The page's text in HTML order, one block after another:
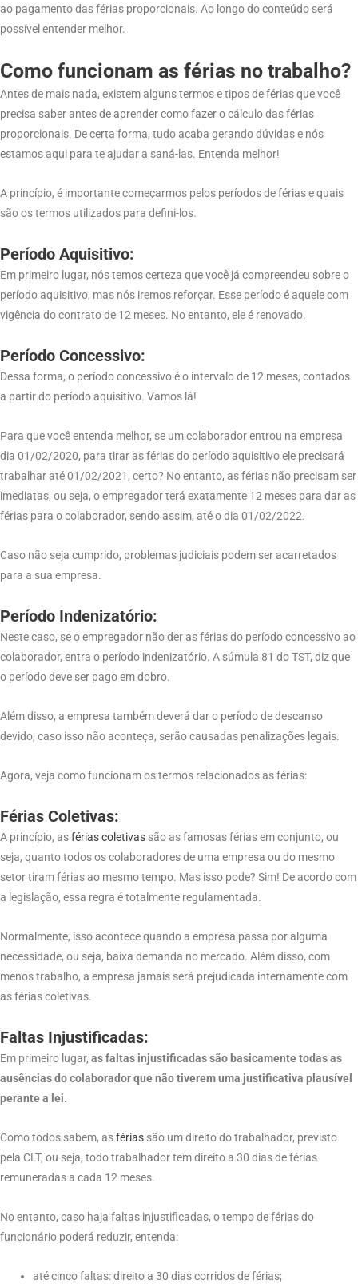
ao pagamento das férias proporcionais. Ao longo do conteúdo será
possível entender melhor.
Como funcionam as férias no trabalho?
Antes de mais nada, existem alguns termos e tipos de férias que você
precisa saber antes de aprender como fazer o cálculo das férias
proporcionais. De certa forma, tudo acaba gerando dúvidas e nós
estamos aqui para te ajudar a saná-las. Entenda melhor!
A princípio, é importante começarmos pelos períodos de férias e quais
são os termos utilizados para defini-los.
Período Aquisitivo:
Em primeiro lugar, nós temos certeza que você já compreendeu sobre o
período aquisitivo, mas nós iremos reforçar. Esse período é aquele com
vigência do contrato de 12 meses. No entanto, ele é renovado.
Período Concessivo:
Dessa forma, o período concessivo é o intervalo de 12 meses, contados
a partir do período aquisitivo. Vamos lá!
Para que você entenda melhor, se um colaborador entrou na empresa
dia 01/02/2020, para tirar as férias do período aquisitivo ele precisará
trabalhar até 01/02/2021, certo? No entanto, as férias não precisam ser
imediatas, ou seja, o empregador terá exatamente 12 meses para dar as
férias para o colaborador, sendo assim, até o dia 01/02/2022.
Caso não seja cumprido, problemas judiciais podem ser acarretados
para a sua empresa.
Período Indenizatório:
Neste caso, se o empregador não der as férias do período concessivo ao
colaborador, entra o período indenizatório. A súmula 81 do TST, diz que
o período deve ser pago em dobro.
Além disso, a empresa também deverá dar o período de descanso
devido, caso isso não aconteça, serão causadas penalizações legais.
Agora, veja como funcionam os termos relacionados as férias:
Férias Coletivas:
A princípio, asférias coletivas são as famosas férias em conjunto, ou
seja, quanto todos os colaboradores de uma empresa ou do mesmo
setor tiram férias ao mesmo tempo. Mas isso pode? Sim! De acordo com
a legislação, essa regra é totalmente regulamentada.
Normalmente, isso acontece quando a empresa passa por alguma
necessidade, ou seja, baixa demanda no mercado. Além disso, com
menos trabalho, a empresa jamais será prejudicada internamente com
as férias coletivas.
Faltas Injustificadas:
Em primeiro lugar, as faltas injustificadas são basicamente todas as
ausências do colaborador que não tiverem uma justificativa plausível
perante a lei.
Como todos sabem, asférias são um direito do trabalhador, previsto
pela CLT, ou seja, todo trabalhador tem direito a 30 dias de férias
remuneradas a cada 12 meses.
No entanto, caso haja faltas injustificadas, o tempo de férias do
funcionário poderá reduzir, entenda:
até cinco faltas: direito a 30 dias corridos de férias;